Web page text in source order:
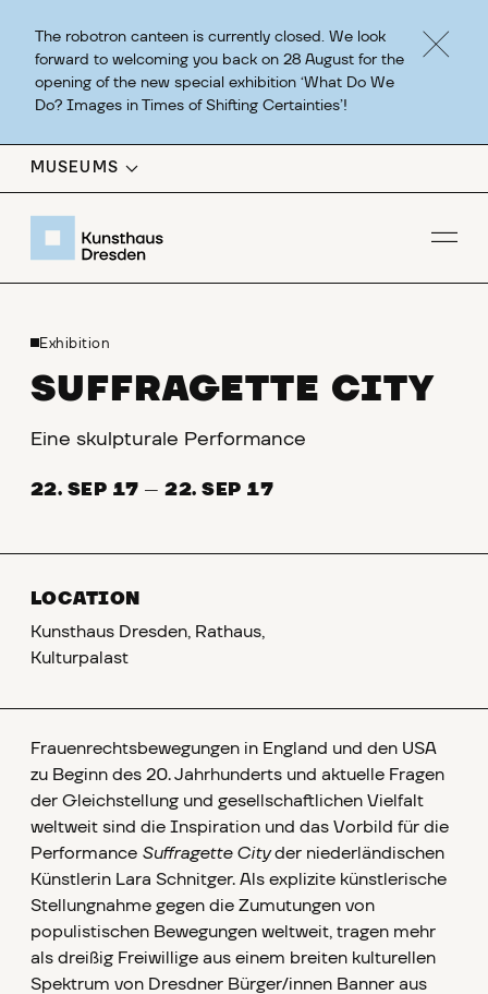
The robotron canteen is currently closed. We look
forward to welcoming you back on 28 August for the
opening of the new special exhibition ‘What Do We
Do? Images in Times of Shifting Certainties’!
MUSEUMS
Exhibition
SUFFRAGETTE CITY
Eine skulpturale Performance
22. SEP 17 — 22. SEP 17
LOCATION
Kunsthaus Dresden, Rathaus,
Kulturpalast
Frauenrechtsbewegungen in England und den USA
zu Beginn des 20. Jahrhunderts und aktuelle Fragen
der Gleichstellung und gesellschaftlichen Vielfalt
weltweit sind die Inspiration und das Vorbild für die
Performance Suffragette Cityder niederländischen
Künstlerin Lara Schnitger. Als explizite künstlerische
Stellungnahme gegen die Zumutungen von
populistischen Bewegungen weltweit, tragen mehr
als dreißig Freiwillige aus einem breiten kulturellen
Spektrum von Dresdner Bürger/innen Banner aus